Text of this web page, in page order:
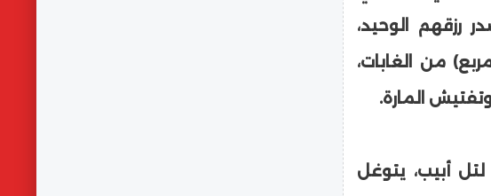
رزقهم الوحيد،
من الغابات،
المارة.
أبيب، يتوغل